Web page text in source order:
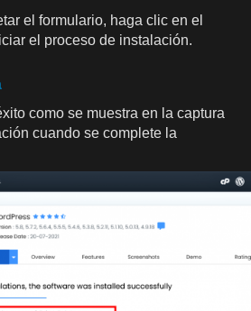
el formulario, haga clic en el
el proceso de instalación.
como se muestra en la captura
cuando se complete la